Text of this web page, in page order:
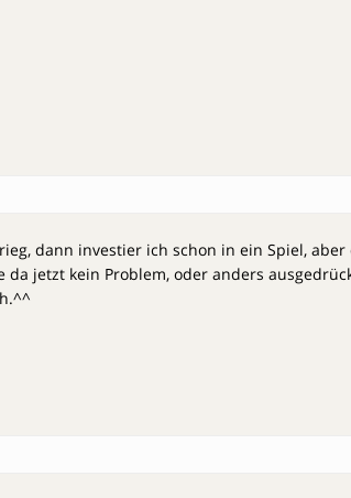
dann investier ich schon in ein Spiel,
da jetzt kein Problem, oder anders